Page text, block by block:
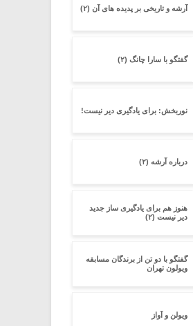
آرشه و تاریخی بر پدیده های آن (۲)
گفتگو با سارا چانگ (۲)
نوربخش: برای یادگیری دیر نیست!
درباره آرشه (۲)
هنوز هم برای یادگیری ساز جدید
دیر نیست (۲)
گفتگو با دو تن از برندگان مسابقه
ویولون تهران
ویولن و آواز